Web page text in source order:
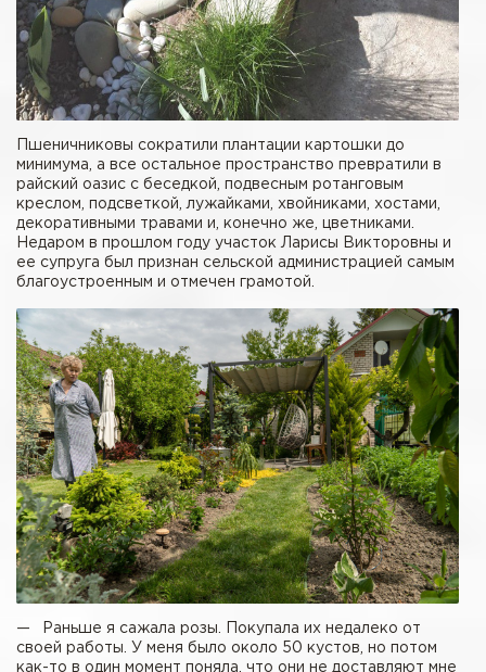
Пшеничниковы сократили плантации картошки до
минимума, а все остальное пространство превратили в
райский оазис с беседкой, подвесным ротанговым
креслом, подсветкой, лужайками, хвойниками, хостами,
декоративными травами и, конечно же, цветниками.
Недаром в прошлом году участок Ларисы Викторовны и
ее супруга был признан сельской администрацией самым
благоустроенным и отмечен грамотой.
— Раньше я сажала розы. Покупала их недалеко от
своей работы. У меня было около 50 кустов, но потом
как-то в один момент поняла, что они не доставляют мне